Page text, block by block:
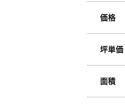
価格
坪単価
面積